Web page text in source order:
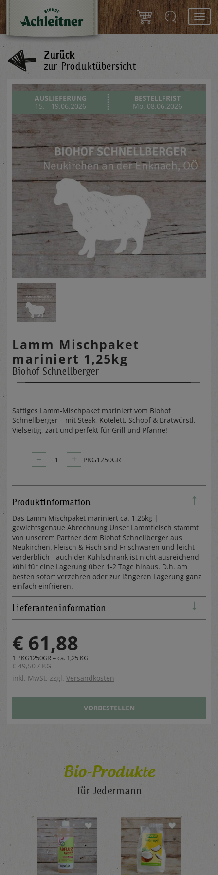
Zurück
zur Produktübersicht
AUSLIEFERUNG
15. - 19.06.2026
BESTELLFRIST
Mo. 08.06.2026
Lamm Mischpaket
mariniert 1,25kg
Biohof Schnellberger
Saftiges Lamm-Mischpaket mariniert vom Biohof
Schnellberger – mit Steak, Kotelett, Schopf & Bratwürstl.
Vielseitig, zart und perfekt für Grill und Pfanne!
– 1 + PKG1250GR
Produktinformation
Das Lamm Mischpaket mariniert ca. 1,25kg |
gewichtsgenaue Abrechnung Unser Lammfleisch stammt
von unserem Partner dem Biohof Schnellberger aus
Neukirchen. Fleisch & Fisch sind Frischwaren und leicht
verderblich - auch der Kühlschrank ist nicht ausreichend
kühl für eine Lagerung über 1-2 Tage hinaus. D.h. am
besten sofort verzehren oder zur längeren Lagerung ganz
einfach einfrieren.
Lieferanteninformation
€ 61,88
1 PKG1250GR = ca. 1,25 KG
€ 49,50 / KG
inkl. MwSt. zzgl. Versandkosten
VORBESTELLEN
Bio-Produkte
für Jedermann
← →